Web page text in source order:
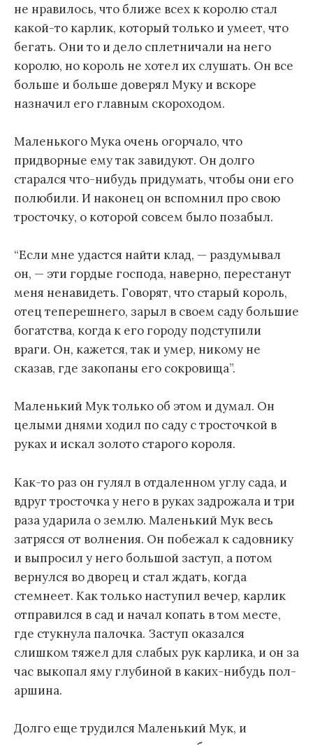
не нравилось, что ближе всех к королю стал
какой-то карлик, который только и умеет, что
бегать. Они то и дело сплетничали на него
королю, но король не хотел их слушать. Он все
больше и больше доверял Муку и вскоре
назначил его главным скороходом.
Маленького Мука очень огорчало, что
придворные ему так завидуют. Он долго
старался что-нибудь придумать, чтобы они его
полюбили. И наконец он вспомнил про свою
тросточку, о которой совсем было позабыл.
“Если мне удастся найти клад, — раздумывал
он, — эти гордые господа, наверно, перестанут
меня ненавидеть. Говорят, что старый король,
отец теперешнего, зарыл в своем саду большие
богатства, когда к его городу подступили
враги. Он, кажется, так и умер, никому не
сказав, где закопаны его сокровища”.
Маленький Мук только об этом и думал. Он
целыми днями ходил по саду с тросточкой в
руках и искал золото старого короля.
Как-то раз он гулял в отдаленном углу сада, и
вдруг тросточка у него в руках задрожала и три
раза ударила о землю. Маленький Мук весь
затрясся от волнения. Он побежал к садовнику
и выпросил у него большой заступ, а потом
вернулся во дворец и стал ждать, когда
стемнеет. Как только наступил вечер, карлик
отправился в сад и начал копать в том месте,
где стукнула палочка. Заступ оказался
слишком тяжел для слабых рук карлика, и он за
час выкопал яму глубиной в каких-нибудь пол-
аршина.
Долго еще трудился Маленький Мук, и